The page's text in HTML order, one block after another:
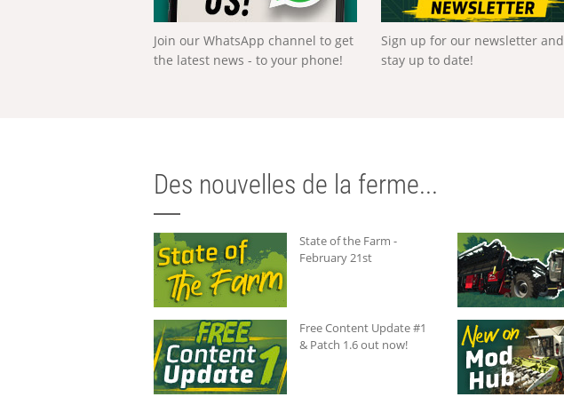
Join our WhatsApp channel to get
the latest news - to your phone!
Sign up for our newsletter and
stay up to date!
Des nouvelles de la ferme...
State of the Farm -
February 21st
Free Content Update #1
& Patch 1.6 out now!